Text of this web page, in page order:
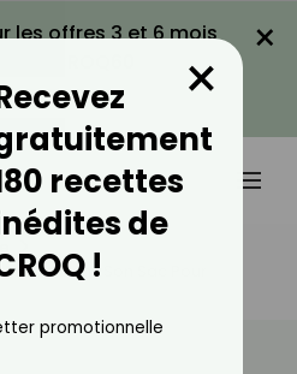
les offres 3 et 6 mois
LA PROMO
×
Dans Son Sac Pour
recettes
de
!
×
promotionnelle